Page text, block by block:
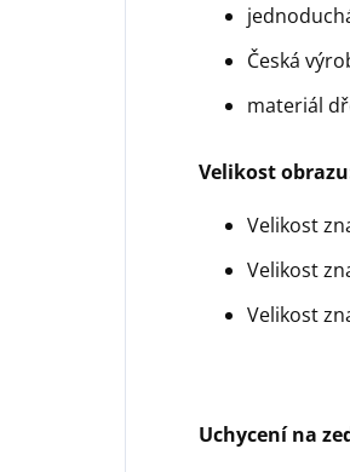
Česká
materiál
Velikost
Velikost
Velikost
Velikost
Uchycení na